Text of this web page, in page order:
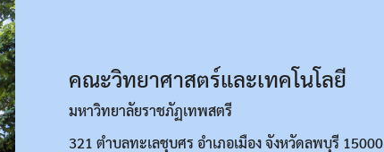
คณะวิทยาศาสตร์และเทคโนโลยี
มหาวิทยาลัยราชภัฏเทพสตรี
321 ตำบลทะเลชุบศร อำเภอเมือง จังหวัดลพบุรี 15000